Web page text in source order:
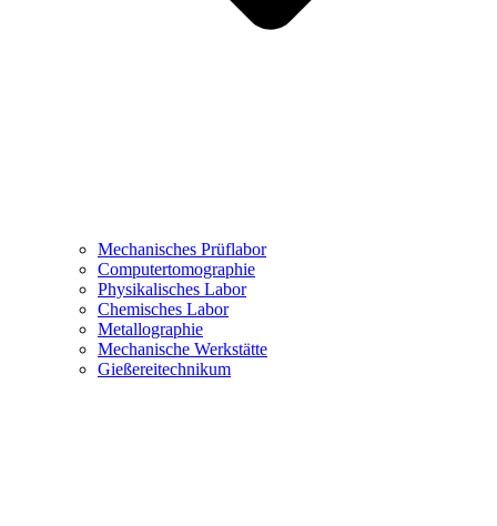
Mechanisches Prüflabor
Computertomographie
Physikalisches Labor
Chemisches Labor
Metallographie
Mechanische Werkstätte
Gießereitechnikum